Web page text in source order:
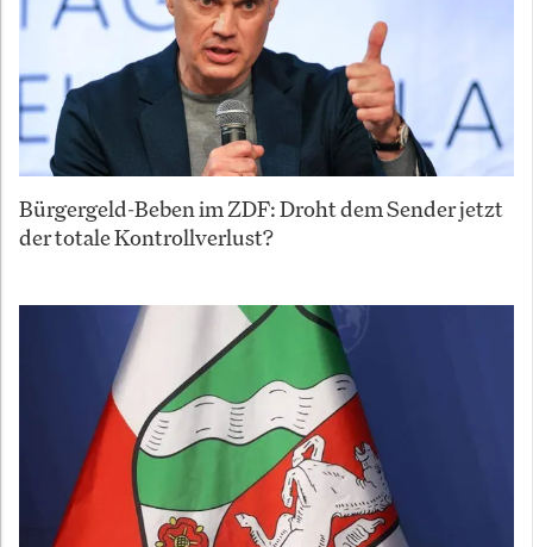
Bürgergeld-Beben im ZDF: Droht dem Sender jetzt
der totale Kontrollverlust?